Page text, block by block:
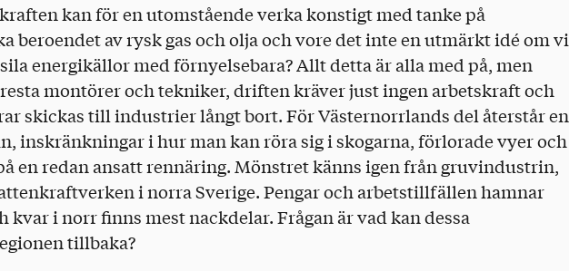
kan för en utomstående verka konstigt med tanke på
beroendet av rysk gas och olja och vore det inte en utmärkt idé om vi
energikällor med förnyelsebara? Allt detta är alla med på, men
montörer och tekniker, driften kräver just ingen arbetskraft och
skickas till industrier långt bort. För Västernorrlands del återstår en
inskränkningar i hur man kan röra sig i skogarna, förlorade vyer och
en redan ansatt rennäring. Mönstret känns igen från gruvindustrin,
i norra Sverige. Pengar och arbetstillfällen hamnar
kvar i norr finns mest nackdelar. Frågan är vad kan dessa
tillbaka?